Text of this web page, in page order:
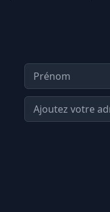
Prénom
Votre Adresse email